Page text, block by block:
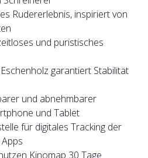
Rudererlebnis, inspiriert von
und puristisches
garantiert Stabilität
und abnehmbarer
und Tablet
für digitales Tracking der
Kinomap 30 Tage